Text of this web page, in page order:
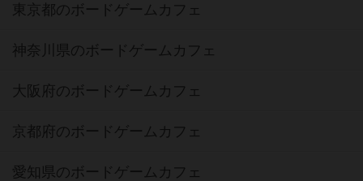
東京都のボードゲームカフェ
神奈川県のボードゲームカフェ
大阪府のボードゲームカフェ
京都府のボードゲームカフェ
愛知県のボードゲームカフェ